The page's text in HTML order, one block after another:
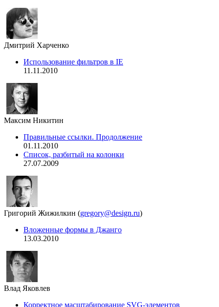
Дмитрий Харченко
Использование фильтров в IE
11.11.2010
Максим Никитин
Правильные ссылки. Продолжение
01.11.2010
Список, разбитый на колонки
27.07.2009
Григорий Жижилкин (gregory@design.ru)
Вложенные формы в Джанго
13.03.2010
Влад Яковлев
Корректное масштабирование SVG-элементов